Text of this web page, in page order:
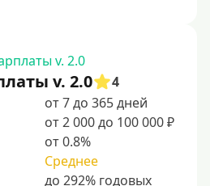
истории
v. 2.0
4
от 7 до 365 дней
от 2 000 до 100 000 ₽
от 0.8%
Среднее